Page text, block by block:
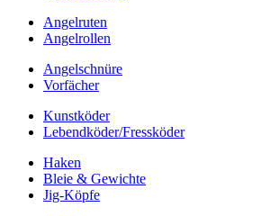
Angelruten
Angelrollen
Angelschnüre
Vorfächer
Kunstköder
Lebendköder/Fressköder
Haken
Bleie & Gewichte
Jig-Köpfe